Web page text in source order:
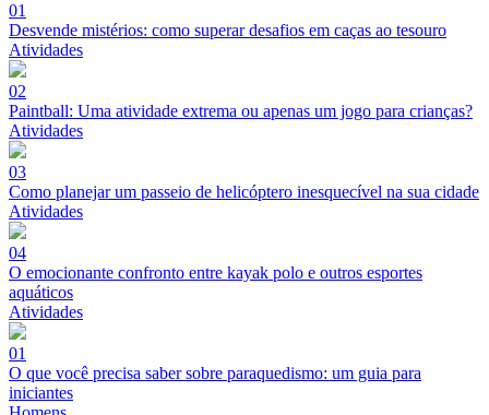
01
Desvende mistérios: como superar desafios em caças ao tesouro
Atividades
02
Paintball: Uma atividade extrema ou apenas um jogo para crianças?
Atividades
03
Como planejar um passeio de helicóptero inesquecível na sua cidade
Atividades
04
O emocionante confronto entre kayak polo e outros esportes
aquáticos
Atividades
01
O que você precisa saber sobre paraquedismo: um guia para
iniciantes